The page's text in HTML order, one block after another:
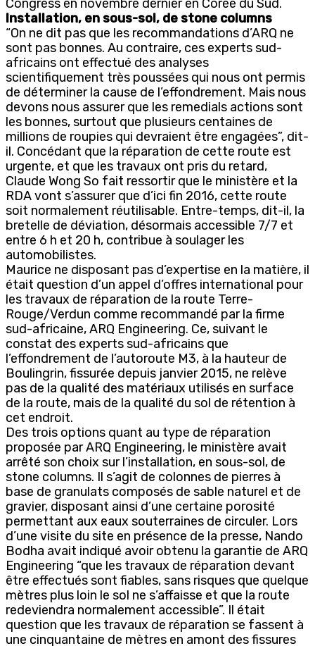
Congress en novembre dernier en Corée du Sud.
Installation, en sous-sol, de stone columns
“On ne dit pas que les recommandations d’ARQ ne
sont pas bonnes. Au contraire, ces experts sud-
africains ont effectué des analyses
scientifiquement très poussées qui nous ont permis
de déterminer la cause de l’effondrement. Mais nous
devons nous assurer que les remedials actions sont
les bonnes, surtout que plusieurs centaines de
millions de roupies qui devraient être engagées”, dit-
il. Concédant que la réparation de cette route est
urgente, et que les travaux ont pris du retard,
Claude Wong So fait ressortir que le ministère et la
RDA vont s’assurer que d’ici fin 2016, cette route
soit normalement réutilisable. Entre-temps, dit-il, la
bretelle de déviation, désormais accessible 7/7 et
entre 6 h et 20 h, contribue à soulager les
automobilistes.
Maurice ne disposant pas d’expertise en la matière, il
était question d’un appel d’offres international pour
les travaux de réparation de la route Terre-
Rouge/Verdun comme recommandé par la firme
sud-africaine, ARQ Engineering. Ce, suivant le
constat des experts sud-africains que
l’effondrement de l’autoroute M3, à la hauteur de
Boulingrin, fissurée depuis janvier 2015, ne relève
pas de la qualité des matériaux utilisés en surface
de la route, mais de la qualité du sol de rétention à
cet endroit.
Des trois options quant au type de réparation
proposée par ARQ Engineering, le ministère avait
arrêté son choix sur l’installation, en sous-sol, de
stone columns. Il s’agit de colonnes de pierres à
base de granulats composés de sable naturel et de
gravier, disposant ainsi d’une certaine porosité
permettant aux eaux souterraines de circuler. Lors
d’une visite du site en présence de la presse, Nando
Bodha avait indiqué avoir obtenu la garantie de ARQ
Engineering “que les travaux de réparation devant
être effectués sont fiables, sans risques que quelque
mètres plus loin le sol ne s’affaisse et que la route
redeviendra normalement accessible”. Il était
question que les travaux de réparation se fassent à
une cinquantaine de mètres en amont des fissures